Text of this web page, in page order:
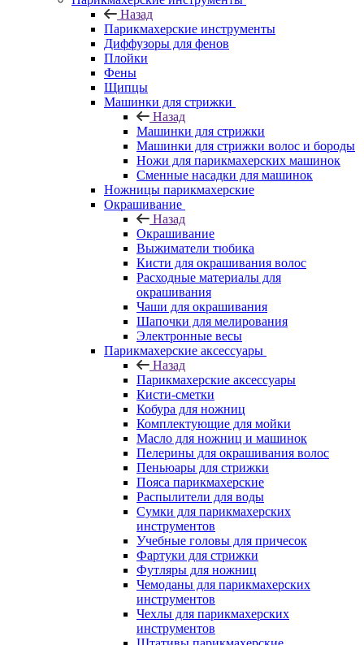
Назад
Парикмахерские инструменты
Диффузоры для фенов
Плойки
Фены
Щипцы
Машинки для стрижки
Назад
Машинки для стрижки
Машинки для стрижки волос и бороды
Ножи для парикмахерских машинок
Сменные насадки для машинок
Ножницы парикмахерские
Окрашивание
Назад
Окрашивание
Выжиматели тюбика
Кисти для окрашивания волос
Расходные материалы для
окрашивания
Чаши для окрашивания
Шапочки для мелирования
Электронные весы
Парикмахерские аксессуары
Назад
Парикмахерские аксессуары
Кисти-сметки
Кобура для ножниц
Комплектующие для мойки
Масло для ножниц и машинок
Пелерины для окрашивания волос
Пеньюары для стрижки
Пояса парикмахерские
Распылители для воды
Сумки для парикмахерских
инструментов
Учебные головы для причесок
Фартуки для стрижки
Футляры для ножниц
Чемоданы для парикмахерских
инструментов
Чехлы для парикмахерских
инструментов